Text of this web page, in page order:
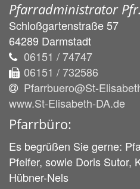
Pfarradministrator
Schloßgartenstraße 57
64289 Darmstadt
06151 / 74747
06151 / 732586
Pfarrbuero@St-
www.St-Elisabeth-DA.de
Pfarrbüro:
Es begrüßen Sie gerne:
Pfeifer, sowie Doris Sutor,
Hübner-Nels